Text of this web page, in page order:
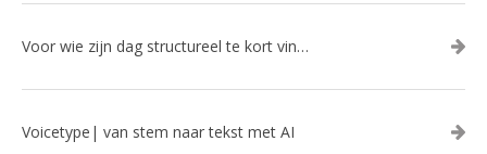
Voor wie zijn dag structureel te kort vindt: Ambient.us: je persoonlijke AI Chief of Staff
Voicetype| van stem naar tekst met AI